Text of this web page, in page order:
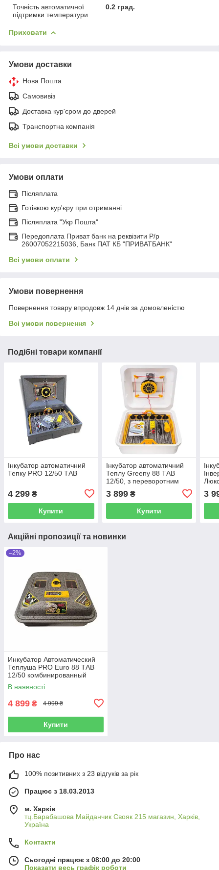
Точність автоматичної
підтримки температури
0.2 град.
Приховати
Умови доставки
Нова Пошта
Самовивіз
Доставка кур'єром до дверей
Транспортна компанія
Всі умови доставки
Умови оплати
Післяплата
Готівкою кур'єру при отриманні
Післяплата "Укр Пошта"
Передоплата Приват банк на реквізити Р/р
26007052215036, Банк ПАТ КБ "ПРИВАТБАНК"
Всі умови оплати
Умови повернення
Повернення товару впродовж 14 днів за домовленістю
Всі умови повернення
Подібні товари компанії
Інкубатор автоматичний
Тепку PRO 12/50 ТАВ
4 299 ₴
Купити
Інкубатор автоматичний
Теплу Greeny 88 ТАВ
12/50, з переворотним
яиці
3 899₴
Купити
3
Акційні пропозиції та новинки
–2%
Инкубатор Автоматический
Теплуша PRO Euro 88 ТАВ
12/50 комбинированный
корпус
В наявності
4 899 ₴ 4 999 ₴
Купити
Про нас
100% позитивних з 23 відгуків за рік
Працює з 18.03.2013
м. Харків
тц.Барабашова Майданчик Свояк 215 магазин, Харків,
Україна
Контакти
Сьогодні працює з 08:00 до 20:00
Показати весь графік роботи